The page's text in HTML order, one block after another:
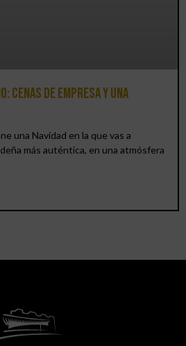
cenas de empresa y una
una Navidad en la que vas a
más auténtica, en una atmósfera